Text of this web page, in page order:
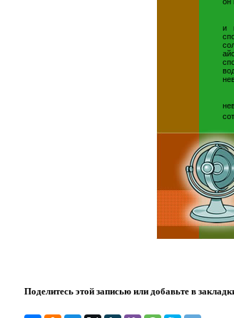
и
Поделитесь этой записью или добавьте в